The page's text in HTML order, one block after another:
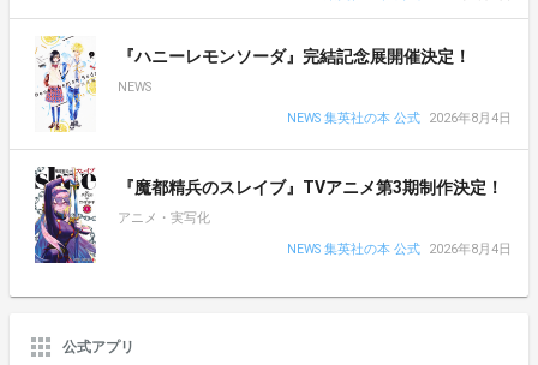
『ハニーレモンソーダ』完結記念展開催決定！
NEWS
NEWS 集英社の本 公式
2026年8月4日
『魔都精兵のスレイブ』TVアニメ第3期制作決定！
アニメ・実写化
NEWS 集英社の本 公式
2026年8月4日
公式アプリ